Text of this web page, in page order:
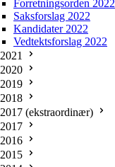
Forretningsorden 2022
Saksforslag 2022
Kandidater 2022
Vedtektsforslag 2022
2021
2020
2019
2018
2017 (ekstraordinær)
2017
2016
2015